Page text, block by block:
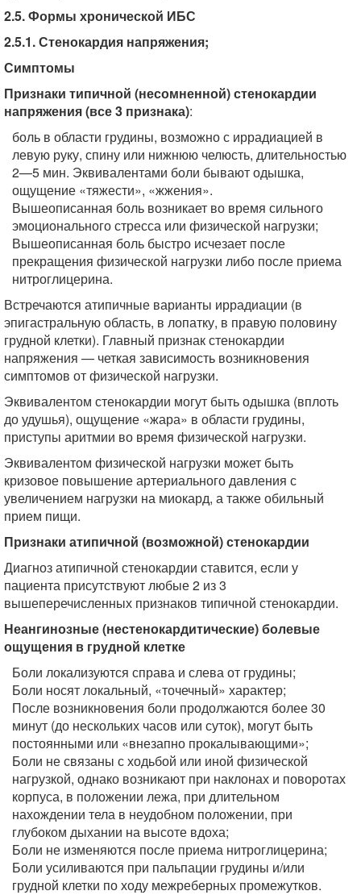
2.5. Формы хронической ИБС
2.5.1. Стенокардия напряжения;
Симптомы
Признаки типичной (несомненной) стенокардии
напряжения (все 3 признака):
боль в области грудины, возможно с иррадиацией в
левую руку, спину или нижнюю челюсть, длительностью
2—5 мин. Эквивалентами боли бывают одышка,
ощущение «тяжести», «жжения».
Вышеописанная боль возникает во время сильного
эмоционального стресса или физической нагрузки;
Вышеописанная боль быстро исчезает после
прекращения физической нагрузки либо после приема
нитроглицерина.
Встречаются атипичные варианты иррадиации (в
эпигастральную область, в лопатку, в правую половину
грудной клетки). Главный признак стенокардии
напряжения — четкая зависимость возникновения
симптомов от физической нагрузки.
Эквивалентом стенокардии могут быть одышка (вплоть
до удушья), ощущение «жара» в области грудины,
приступы аритмии во время физической нагрузки.
Эквивалентом физической нагрузки может быть
кризовое повышение артериального давления с
увеличением нагрузки на миокард, а также обильный
прием пищи.
Признаки атипичной (возможной) стенокардии
Диагноз атипичной стенокардии ставится, если у
пациента присутствуют любые 2 из 3
вышеперечисленных признаков типичной стенокардии.
Неангинозные (нестенокардитические) болевые
ощущения в грудной клетке
Боли локализуются справа и слева от грудины;
Боли носят локальный, «точечный» характер;
После возникновения боли продолжаются более 30
минут (до нескольких часов или суток), могут быть
постоянными или «внезапно прокалывающими»;
Боли не связаны с ходьбой или иной физической
нагрузкой, однако возникают при наклонах и поворотах
корпуса, в положении лежа, при длительном
нахождении тела в неудобном положении, при
глубоком дыхании на высоте вдоха;
Боли не изменяются после приема нитроглицерина;
Боли усиливаются при пальпации грудины и/или
грудной клетки по ходу межреберных промежутков.